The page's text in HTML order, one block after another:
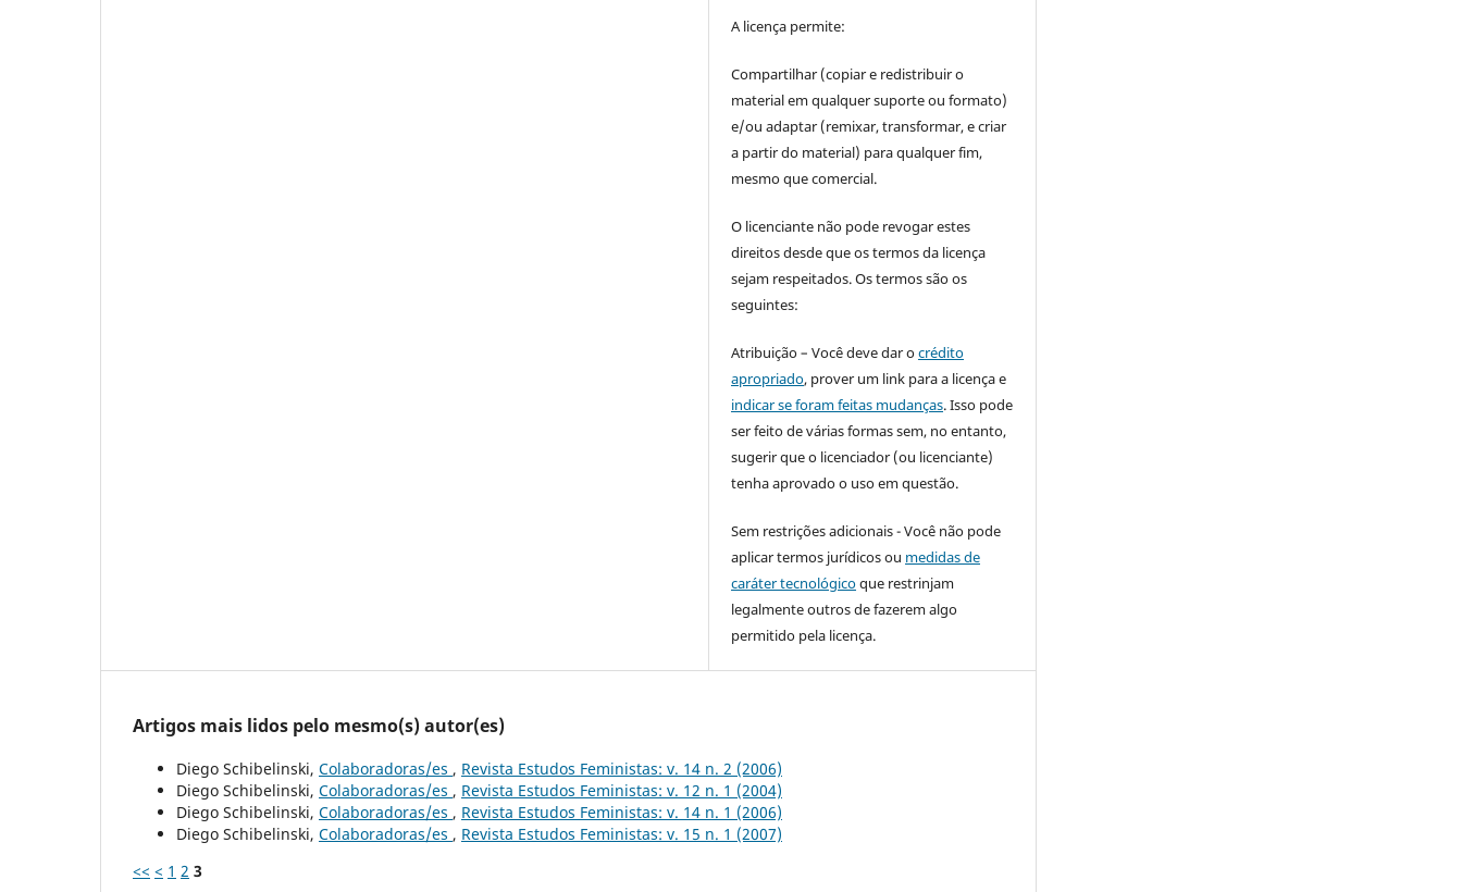
A licença permite:
Compartilhar (copiar e redistribuir o
material em qualquer suporte ou formato)
e/ou adaptar (remixar, transformar, e criar
a partir do material) para qualquer fim,
mesmo que comercial.
O licenciante não pode revogar estes
direitos desde que os termos da licença
sejam respeitados. Os termos são os
seguintes:
Atribuição – Você deve dar ocrédito
apropriado, prover um link para a licença e
indicar se foram feitas mudanças. Isso pode
ser feito de várias formas sem, no entanto,
sugerir que o licenciador (ou licenciante)
tenha aprovado o uso em questão.
Sem restrições adicionais - Você não pode
aplicar termos jurídicos ou medidas de
caráter tecnológicoque restrinjam
legalmente outros de fazerem algo
permitido pela licença.
Artigos mais lidos pelo mesmo(s) autor(es)
Diego Schibelinski, Colaboradoras/es , Revista Estudos Feministas: v. 14 n. 2 (2006)
Diego Schibelinski, Colaboradoras/es , Revista Estudos Feministas: v. 12 n. 1 (2004)
Diego Schibelinski, Colaboradoras/es , Revista Estudos Feministas: v. 14 n. 1 (2006)
Diego Schibelinski, Colaboradoras/es , Revista Estudos Feministas: v. 15 n. 1 (2007)
<< < 1 2 3